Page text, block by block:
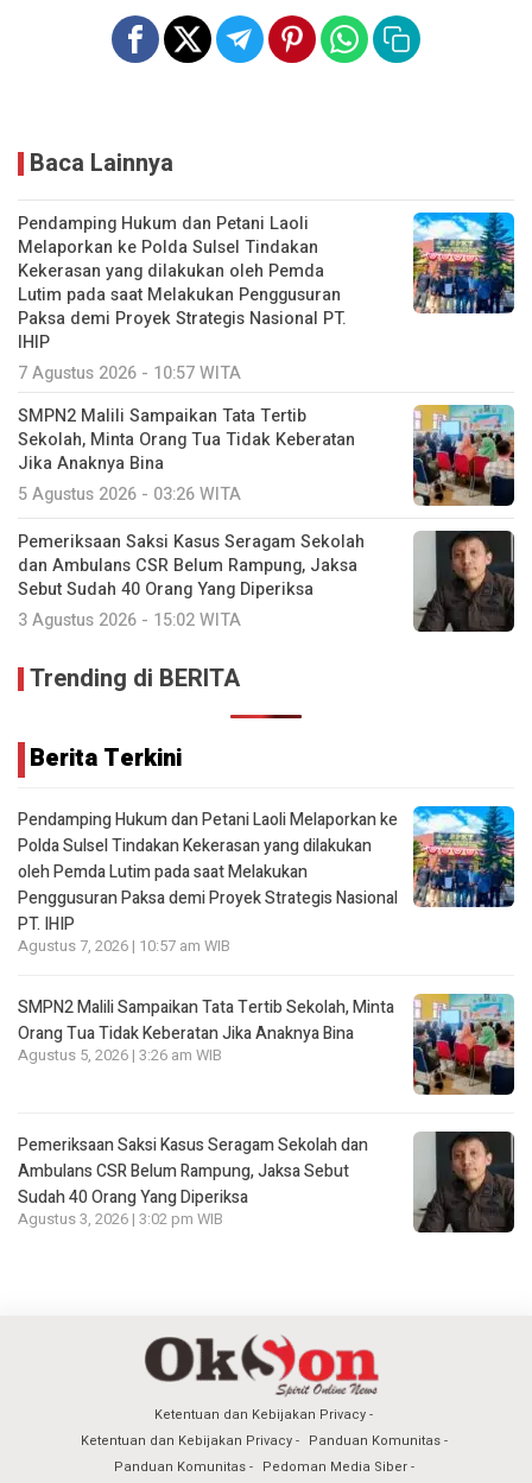
Baca Lainnya
Pendamping Hukum dan Petani Laoli
Melaporkan ke Polda Sulsel Tindakan
Kekerasan yang dilakukan oleh Pemda
Lutim pada saat Melakukan Penggusuran
Paksa demi Proyek Strategis Nasional PT.
IHIP
7 Agustus 2026 - 10:57 WITA
SMPN2 Malili Sampaikan Tata Tertib
Sekolah, Minta Orang Tua Tidak Keberatan
Jika Anaknya Bina
5 Agustus 2026 - 03:26 WITA
Pemeriksaan Saksi Kasus Seragam Sekolah
dan Ambulans CSR Belum Rampung, Jaksa
Sebut Sudah 40 Orang Yang Diperiksa
3 Agustus 2026 - 15:02 WITA
Trending di BERITA
Berita Terkini
Pendamping Hukum dan Petani Laoli Melaporkan ke
Polda Sulsel Tindakan Kekerasan yang dilakukan
oleh Pemda Lutim pada saat Melakukan
Penggusuran Paksa demi Proyek Strategis Nasional
PT. IHIP
Agustus 7, 2026 | 10:57 am WIB
SMPN2 Malili Sampaikan Tata Tertib Sekolah, Minta
Orang Tua Tidak Keberatan Jika Anaknya Bina
Agustus 5, 2026 | 3:26 am WIB
Pemeriksaan Saksi Kasus Seragam Sekolah dan
Ambulans CSR Belum Rampung, Jaksa Sebut
Sudah 40 Orang Yang Diperiksa
Agustus 3, 2026 | 3:02 pm WIB
Ketentuan dan Kebijakan Privacy
Ketentuan dan Kebijakan Privacy
Panduan Komunitas
Panduan Komunitas
Pedoman Media Siber